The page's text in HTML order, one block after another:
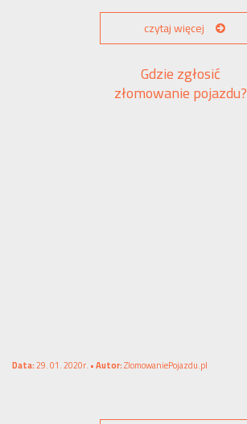
czytaj więcej
Gdzie zgłosić
złomowanie pojazdu?
Data:29. 01. 2020r. •Autor:ZlomowaniePojazdu.pl